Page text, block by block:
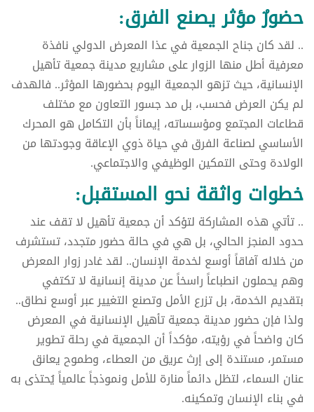
حضورٌ مؤثر يصنع الفرق:
.. لقد كان جناح الجمعية في عذا المعرض الدولي نافذة
معرفية أطل منها الزوار على مشاريع مدينة جمعية تأهيل
الإنسانية، حيث تزهو الجمعية اليوم بحضورها المؤثر.. فالهدف
لم يكن العرض فحسب، بل مد جسور التعاون مع مختلف
قطاعات المجتمع ومؤسساته، إيماناً بأن التكامل هو المحرك
الأساسي لصناعة الفرق في حياة ذوي الإعاقة وجودتها من
الولادة وحتى التمكين الوظيفي والاجتماعي.
خطوات واثقة نحو المستقبل:
.. تأتي هذه المشاركة لتؤكد أن جمعية تأهيل لا تقف عند
حدود المنجز الحالي، بل هي في حالة حضور متجدد، تستشرف
من خلاله آفاقاً أوسع لخدمة الإنسان.. لقد غادر زوار المعرض
وهم يحملون انطباعاً راسخاً عن مدينة إنسانية لا تكتفي
بتقديم الخدمة، بل تزرع الأمل وتصنع التغيير عبر أوسع نطاق..
ولذا فإن حضور مدينة جمعية تأهيل الإنسانية في المعرض
كان واضحاً في رؤيته، مؤكداً أن الجمعية في رحلة تطوير
مستمر، مستندة إلى إرث عريق من العطاء، وطموح يعانق
عنان السماء، لتظل دائماً منارة للأمل ونموذجاً عالمياً يُحتذى به
في بناء الإنسان وتمكينه.